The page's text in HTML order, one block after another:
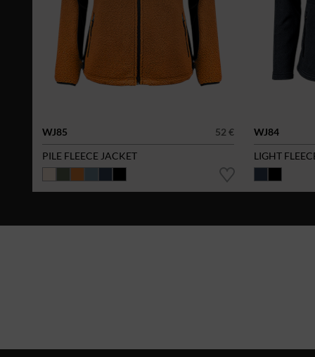
WJ85
52 €
PILE FLEECE JACKET
WJ84
LIGHT